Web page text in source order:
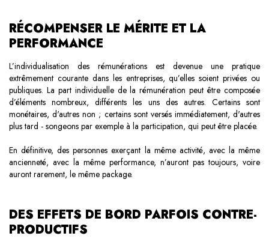
RÉCOMPENSER LE MÉRITE ET LA
PERFORMANCE
L’individualisation des rémunérations est devenue une pratique
extrêmement courante dans les entreprises, qu’elles soient privées ou
publiques. La part individuelle de la rémunération peut être composée
d’éléments nombreux, différents les uns des autres. Certains sont
monétaires, d'autres non ; certains sont versés immédiatement, d'autres
plus tard - songeons par exemple à la participation, qui peut être placée.
En définitive, des personnes exerçant la même activité, avec la même
ancienneté, avec la même performance, n’auront pas toujours, voire
auront rarement, le même package.
DES EFFETS DE BORD PARFOIS CONTRE-
PRODUCTIFS